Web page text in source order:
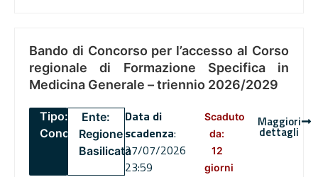
Bando di Concorso per l’accesso al Corso
regionale di Formazione Specifica in
Medicina Generale – triennio 2026/2029
Tipo:
Concorsi
Ente:
Regione
Basilicata
Data di
scadenza:
27/07/2026
23:59
Scaduto
da:
12
giorni
Maggiori
dettagli